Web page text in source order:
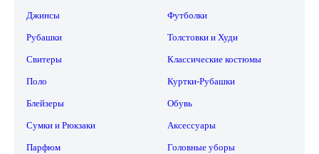
Джинсы Футболки
Рубашки Толстовки и Худи
Свитеры Классические костюмы
Поло Куртки-Рубашки
Блейзеры Обувь
Сумки и Рюкзаки Аксессуары
Парфюм Головные уборы